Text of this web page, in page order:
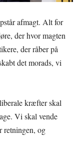
afmagt. Alt for
der hvor magten
der råber på
det morads, vi
kræfter skal
Vi skal vende
retningen, og